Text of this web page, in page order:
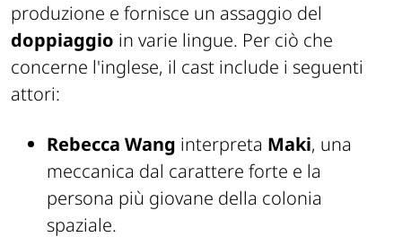
produzione e fornisce un assaggio del
doppiaggio in varie lingue. Per ciò che
concerne l'inglese, il cast include i seguenti
attori:
Rebecca Wang interpreta Maki, una
meccanica dal carattere forte e la
persona più giovane della colonia
spaziale.